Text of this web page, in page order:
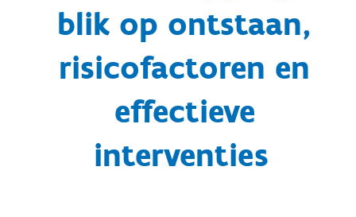
blik op ontstaan,
risicofactoren en
effectieve
interventies